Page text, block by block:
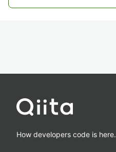
How developers code is here.